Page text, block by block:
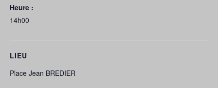
Heure :
14h00
LIEU
Place Jean BREDIER